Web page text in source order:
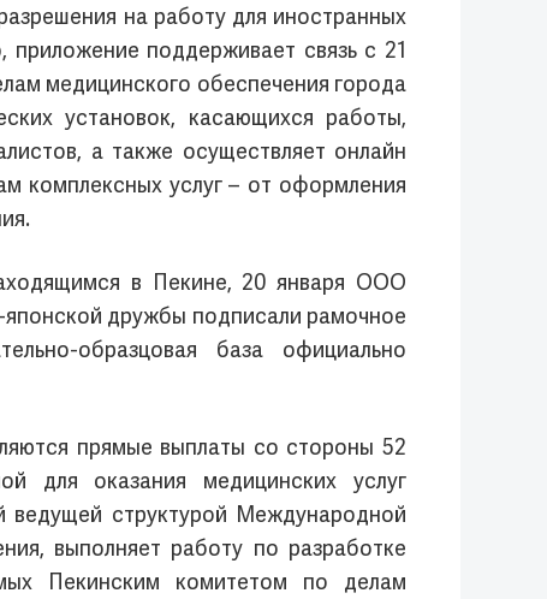
на работу для иностранных
приложение поддерживает связь с 21
медицинского обеспечения города
установок, касающихся работы,
а также осуществляет онлайн
комплексных услуг – от оформления
в Пекине, 20 января ООО
японской дружбы подписали рамочное
образцовая база официально
прямые выплаты со стороны 52
для оказания медицинских услуг
ведущей структурой Международной
выполняет работу по разработке
Пекинским комитетом по делам